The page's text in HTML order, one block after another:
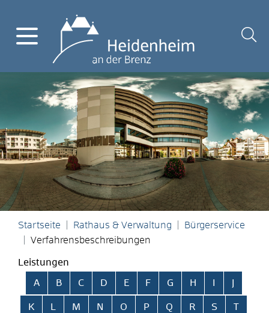
Startseite Rathaus & Verwaltung
Bürgerservice
Verfahrensbeschreibungen
Leistungen
Alphabetisches Register überspringen
A B C D E F G H
K L M N O P Q R S T